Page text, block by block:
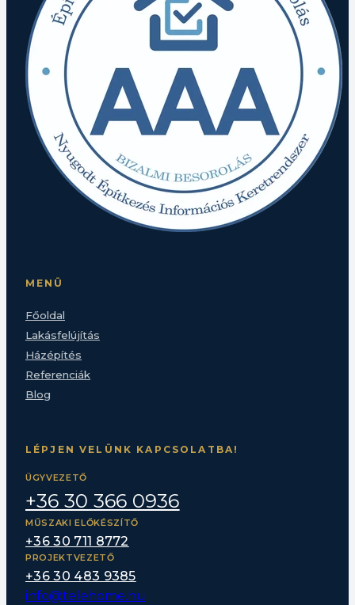
MENÜ
Főoldal
Lakásfelújítás
Házépítés
Referenciák
Blog
LÉPJEN VELÜNK KAPCSOLATBA!
ÜGYVEZETŐ
+36 30 366 0936
MŰSZAKI ELŐKÉSZÍTŐ
+36 30 711 8772
PROJEKTVEZETŐ
+36 30 483 9385
info@telehome.hu